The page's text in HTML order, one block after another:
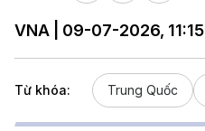
VNA | 09-07-2026, 11:15
Từ khóa: Trung Quốc